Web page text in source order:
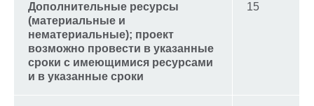
Дополнительные ресурсы
(материальные и
нематериальные); проект
возможно провести в указанные
сроки с имеющимися ресурсами
и в указанные сроки
15